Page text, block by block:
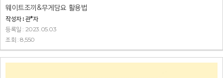
웨이트조끼&무게담요 활용법
작성자 : 관*자
등록일 : 2023.05.03
조회 : 8,550